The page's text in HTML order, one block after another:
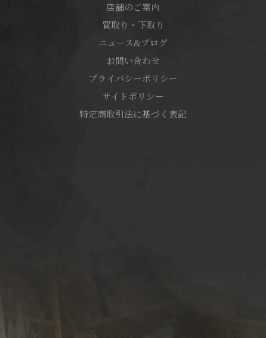
店舗のご案内
買取り・下取り
ニュース&ブログ
お問い合わせ
プライバシーポリシー
サイトポリシー
特定商取引法に基づく表記